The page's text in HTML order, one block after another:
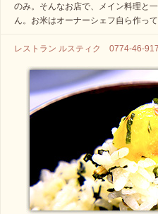
のみ。そんなお店で、メイン料理と
ん。お米はオーナーシェフ自ら作って
レストラン ルスティク 0774-46-